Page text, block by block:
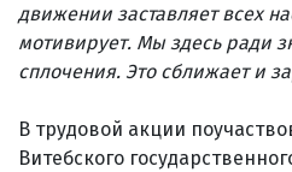
движении заставляет всех
мотивирует. Мы здесь ради
сплочения. Это сближает и
В трудовой акции
Витебского